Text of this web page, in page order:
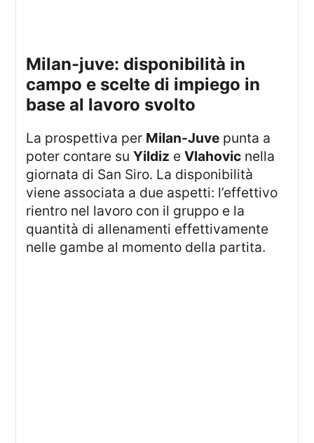
milan-juve: disponibilità in
campo e scelte di impiego in
base al lavoro svolto
La prospettiva per Milan-Juve punta a
poter contare suYildiz eVlahovic nella
giornata di San Siro. La disponibilità
viene associata a due aspetti: l’effettivo
rientro nel lavoro con il gruppo e la
quantità di allenamenti effettivamente
nelle gambe al momento della partita.